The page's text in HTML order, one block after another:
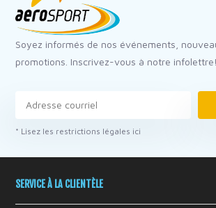
Soyez informés de nos événements,
promotions. Inscrivez-vous à notre infolettre!
* Lisez les restrictions légales ici
SERVICE À LA CLIENTÈLE